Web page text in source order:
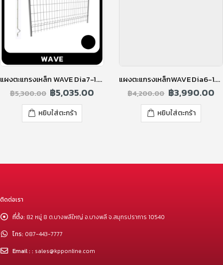
แผงตะแกรงเหล็ก WAVE Dia7-1.9×2.40m.BA ดำ
฿5,300.00 ฿5,035.00
หยิบใส่ตะกร้า
แผงตะแกรงเหล็กWAVE Dia6-1.9×2.40m.BA ดำ
฿4,200.00 ฿3,990.00
หยิบใส่ตะกร้า
ติดต่อเรา
ที่ตั้ง: 82 หมู่ 8 ต.บางพลีใหญ่ อ.บางพลี จ.สมุทรปราการ 10540
โทร: 087-443-7777
Email : : sales@kpponline.com